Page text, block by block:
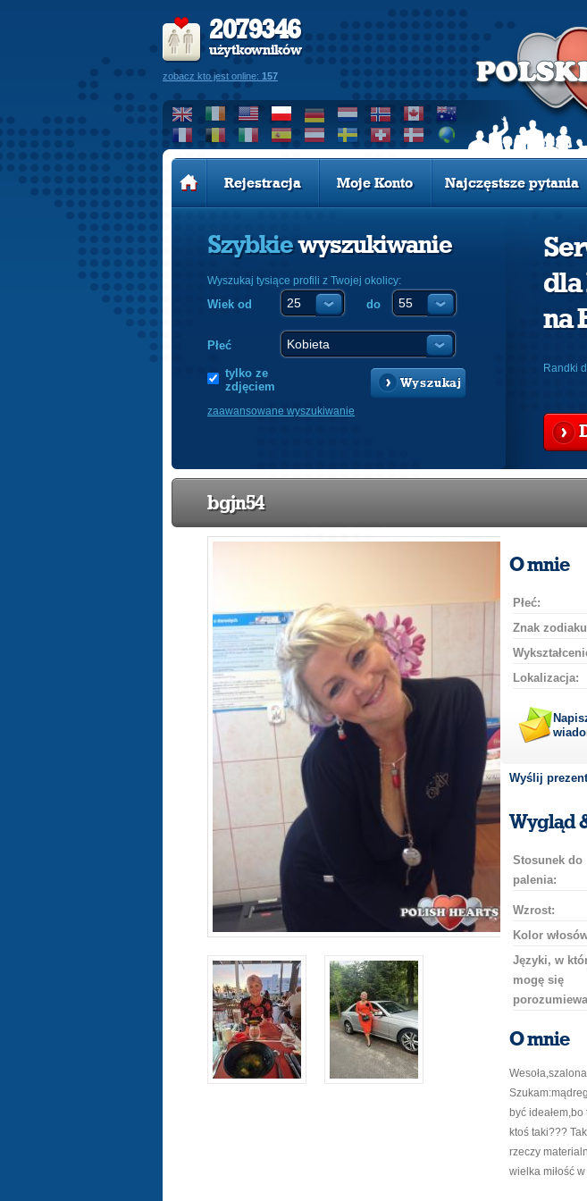
2079346
użytkowników
zobacz kto jest online: 157
Rejestracja Moje Konto Najczęstsze pytania
Szybkiewyszukiwanie
Wyszukaj tysiące profili z Twojej okolicy:
Wiek od do
Płeć
tylko ze
zdjęciem
Wyszukaj
zaawansowane wyszukiwanie
dla
na
Randki
bgjn54
O mnie
Płeć:
Znak
Lokalizacja:
Wyślij
Wygląd
Stosunek do
palenia:
Wzrost:
Kolor
Języki, w
mogę się
O mnie
być
ktoś taki???
rzeczy
wielka miłość